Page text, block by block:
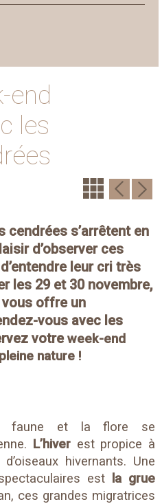
end
les
cendrées s’arrêtent en
d’observer ces
leur cri très
les 29 et 30 novembre,
offre un
vous avec les
votreweek-end
nature !
faune et la flore se
L’hiver est propice à
hivernants. Une
est
la grue
ces grandes migratrices